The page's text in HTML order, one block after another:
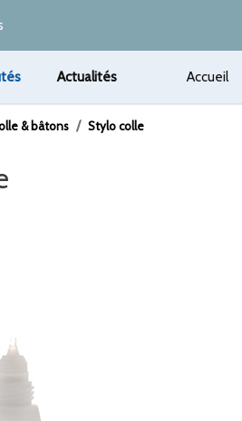
Actualités Accueil
& bâtons Stylo colle